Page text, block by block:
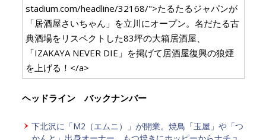
stadium.com/headline/32168/">たるたるジャパンが
「居酒屋さいちゃん」を立川にオープン。名だたる古
典酒場をリスペクトした83坪の大箱居酒屋、
「IZAKAYA NEVER DIE」を掲げて居酒屋復興の狼煙
を上げる！</a>
ヘッドライン バックナンバー
下北沢に「M2（エムニ）」が開業。焼鳥「玉屋」や「つ